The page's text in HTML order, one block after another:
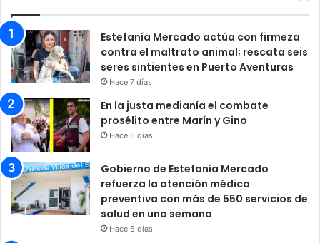
Estefanía Mercado actúa con firmeza
contra el maltrato animal; rescata seis
seres sintientes en Puerto Aventuras
Hace 7 días
En la justa medianía el combate
prosélito entre Marín y Gino
Hace 6 días
Gobierno de Estefanía Mercado
refuerza la atención médica
preventiva con más de 550 servicios de
salud en una semana
Hace 5 días